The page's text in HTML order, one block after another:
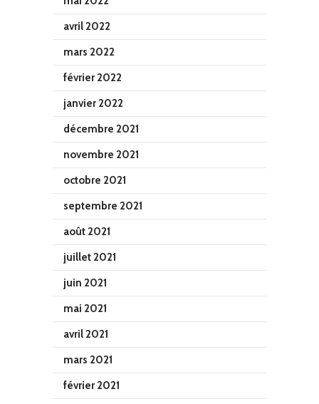
avril 2022
mars 2022
février 2022
janvier 2022
décembre 2021
novembre 2021
octobre 2021
septembre 2021
août 2021
juillet 2021
juin 2021
mai 2021
avril 2021
mars 2021
février 2021